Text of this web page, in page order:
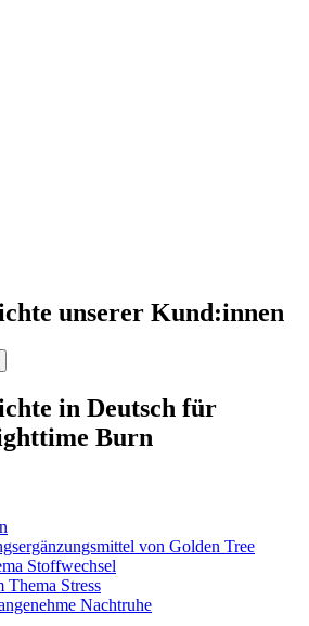
unserer Kund:innen
in Deutsch für
Burn
von Golden Tree
Stoffwechsel
Thema Stress
Nachtruhe